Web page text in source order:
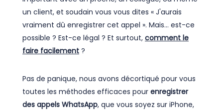
un client, et soudain vous vous dites « J'aurais
vraiment dû enregistrer cet appel ». Mais... est-ce
possible ? Est-ce légal ? Et surtout, comment le
faire facilement ?
Pas de panique, nous avons décortiqué pour vous
toutes les méthodes efficaces pour enregistrer
des appels WhatsApp, que vous soyez sur iPhone,